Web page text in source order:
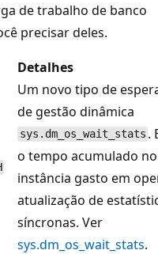
de trabalho de banco
precisar deles.
Detalhes
Um novo tipo de
de gestão dinâmica
sys.dm_os_wait_stats .
o tempo acumulado
instância gasto em
atualização de
síncronas. Ver
sys.dm_os_wait_stats.